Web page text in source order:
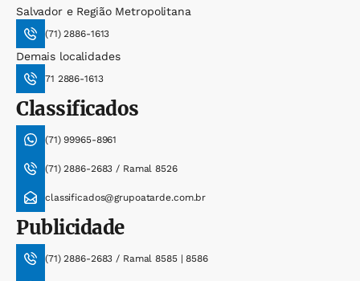
Salvador e Região Metropolitana
(71) 2886-1613
Demais localidades
71 2886-1613
Classificados
(71) 99965-8961
(71) 2886-2683 / Ramal 8526
classificados@grupoatarde.com.br
Publicidade
(71) 2886-2683 / Ramal 8585 | 8586